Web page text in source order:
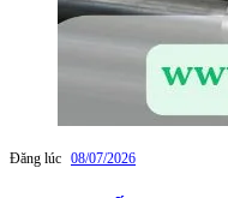
Đăng lúc 08/07/2026